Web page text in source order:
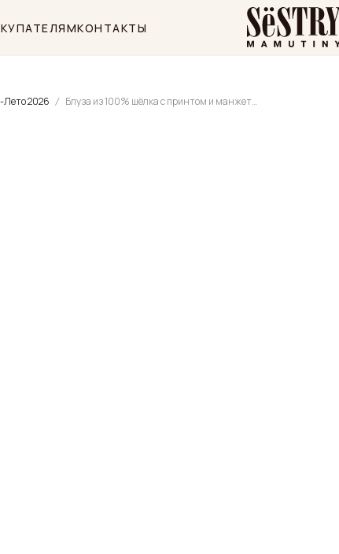
КОНТАКТЫ
Лето 2026 Блуза из 100% шёлка с принтом и манжетами